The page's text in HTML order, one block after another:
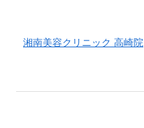
湘南美容クリニック 高崎院